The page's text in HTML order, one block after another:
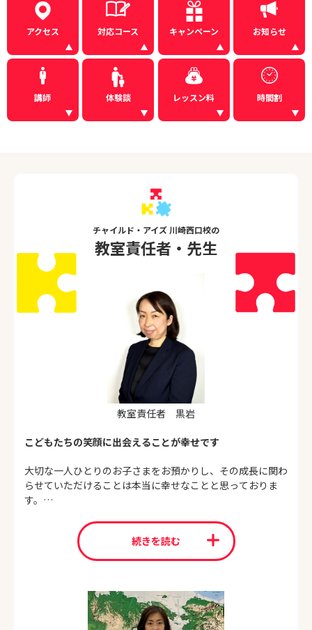
アクセス 対応コース キャンペーン お知らせ
講師 体験談 レッスン料 時間割
チャイルド・アイズ 川崎西口校の
教室責任者・先生
教室責任者 黒岩
こどもたちの笑顔に出会えることが幸せです
大切な一人ひとりのお子さまをお預かりし、その成長に関わ
らせていただけることは本当に幸せなことと思っておりま
す。
たくさんの成功体験をすることで、お子さまがのびのびと自
己表現すること、一人ひとりの学びの姿勢を健やかに育むこ
とはお子さまの可能性を広げていきます。
チャイルド・アイズ川崎西口校では、ご家庭の教育方針や目
標を丁寧に聞き取り、お子さまと真撃に向かい合うことを大
切にしております。教室ですごした時間が少しでもお子さま
続きを読む